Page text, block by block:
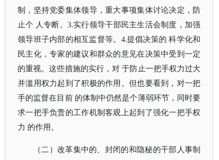
制，坚持党委集体领导，重大事项集体讨论决定，防
止个 人专断。3.实行领导干部民主生活会制度，加强
领导班子内部的相互监督等。4.提倡决策的 科学化和
民主化，专家的建议和群众的意见在决策中受到一定
的重视。这些措施的实行，对 于防止一把手权力过大
并滥用权力起到了积极的作用。但也要看到，对一把
手的监督在目前 的体制中仍然是个薄弱环节，同时要
求一把手负责的工作机制客观上起到了强化一把手权
力 的作用。
（二）改革集中的、封闭的和隐秘的干部人事制